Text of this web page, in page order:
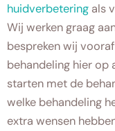
huidverbetering als
Wij werken graag
bespreken wij
behandeling hier op
starten met de
welke behandeling
extra wensen